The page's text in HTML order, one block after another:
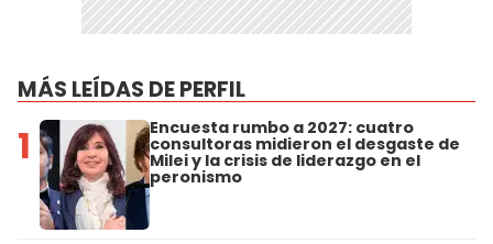
MÁS LEÍDAS DE PERFIL
1 Encuesta rumbo a 2027: cuatro
consultoras midieron el desgaste de
Milei y la crisis de liderazgo en el
peronismo